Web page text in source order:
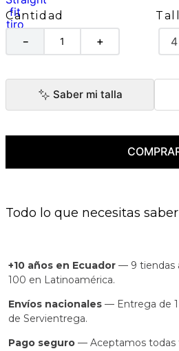
Cantidad
＋
－ 4
Saber mi talla
Todo lo que necesitas saber
+10 años en Ecuador — 9 tiendas
100 en Latinoamérica.
Envíos nacionales — Entrega de 1
de Servientrega.
Pago seguro — Aceptamos todas